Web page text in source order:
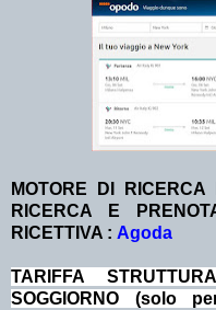
MOTORE DI
RICERCA E
RICETTIVA : Agoda
TA RIFFA
SOGGIORNO (solo